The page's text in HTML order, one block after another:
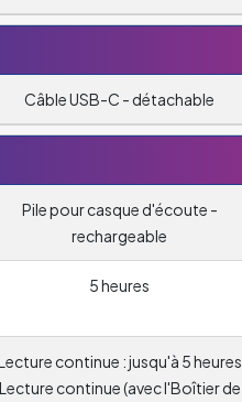
Câble USB-C - détachable
Pile pour casque d'écoute -
rechargeable
5 heures
continue : jusqu'à 5 heures
Lecture continue (avec l'Boîtier de